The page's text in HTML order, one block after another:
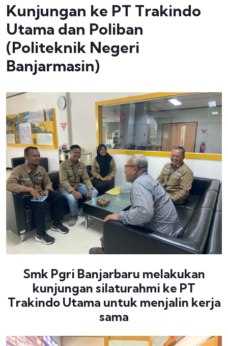
Kunjungan ke PT Trakindo
Utama dan Poliban
(Politeknik Negeri
Banjarmasin)
Smk Pgri Banjarbaru melakukan
kunjungan silaturahmi ke PT
Trakindo Utama untuk menjalin kerja
sama